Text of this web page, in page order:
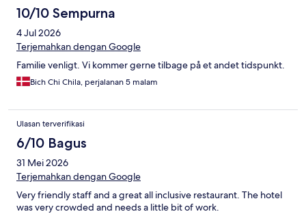
10/10 Sempurna
4 Jul 2026
Terjemahkan dengan Google
Familie venligt. Vi kommer gerne tilbage på et andet tidspunkt.
Bich Chi Chila, perjalanan 5 malam
Ulasan terverifikasi
6/10 Bagus
31 Mei 2026
Terjemahkan dengan Google
Very friendly staff and a great all inclusive restaurant. The hotel
was very crowded and needs a little bit of work.